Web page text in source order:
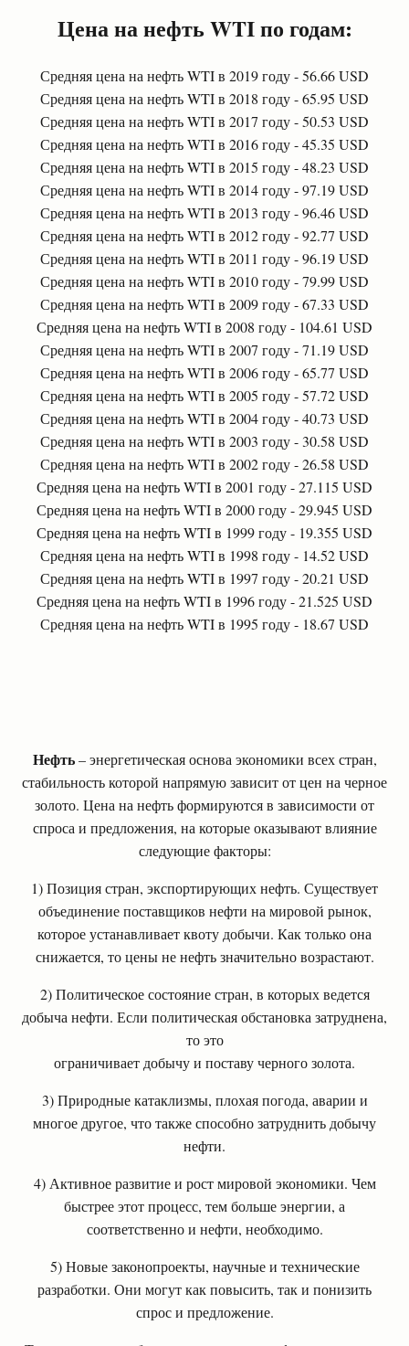
Цена на нефть WTIпо годам:
Средняя цена на нефть WTI в 2019 году - 56.66 USD
Средняя цена на нефть WTI в 2018 году - 65.95 USD
Средняя цена на нефть WTI в 2017 году - 50.53 USD
Средняя цена на нефть WTI в 2016 году - 45.35 USD
Средняя цена на нефть WTI в 2015 году - 48.23 USD
Средняя цена на нефть WTI в 2014 году - 97.19 USD
Средняя цена на нефть WTI в 2013 году - 96.46 USD
Средняя цена на нефть WTI в 2012 году - 92.77 USD
Средняя цена на нефть WTI в 2011 году - 96.19 USD
Средняя цена на нефть WTI в 2010 году - 79.99 USD
Средняя цена на нефть WTI в 2009 году - 67.33 USD
Средняя цена на нефть WTI в 2008 году - 104.61 USD
Средняя цена на нефть WTI в 2007 году - 71.19 USD
Средняя цена на нефть WTI в 2006 году - 65.77 USD
Средняя цена на нефть WTI в 2005 году - 57.72 USD
Средняя цена на нефть WTI в 2004 году - 40.73 USD
Средняя цена на нефть WTI в 2003 году - 30.58 USD
Средняя цена на нефть WTI в 2002 году - 26.58 USD
Средняя цена на нефть WTI в 2001 году - 27.115 USD
Средняя цена на нефть WTI в 2000 году - 29.945 USD
Средняя цена на нефть WTI в 1999 году - 19.355 USD
Средняя цена на нефть WTI в 1998 году - 14.52 USD
Средняя цена на нефть WTI в 1997 году - 20.21 USD
Средняя цена на нефть WTI в 1996 году - 21.525 USD
Средняя цена на нефть WTI в 1995 году - 18.67 USD
Нефть– энергетическая основа экономики всех стран,
стабильность которой напрямую зависит от цен на черное
золото. Цена на нефть формируются в зависимости от
спроса и предложения, на которые оказывают влияние
следующие факторы:
1) Позиция стран, экспортирующих нефть. Существует
объединение поставщиков нефти на мировой рынок,
которое устанавливает квоту добычи. Как только она
снижается, то цены не нефть значительно возрастают.
2) Политическое состояние стран, в которых ведется
добыча нефти. Если политическая обстановка затруднена,
то это
ограничивает добычу и поставу черного золота.
3) Природные катаклизмы, плохая погода, аварии и
многое другое, что также способно затруднить добычу
нефти.
4) Активное развитие и рост мировой экономики. Чем
быстрее этот процесс, тем больше энергии, а
соответственно и нефти, необходимо.
5) Новые законопроекты, научные и технические
разработки. Они могут как повысить, так и понизить
спрос и предложение.